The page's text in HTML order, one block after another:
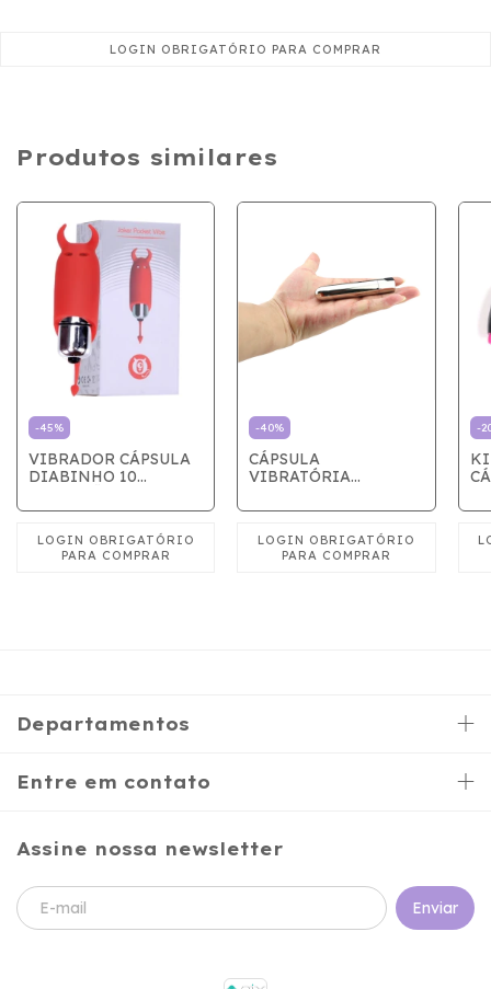
Produtos similares
-45%
VIBRADOR CÁPSULA
DIABINHO 10
-40%
CÁPSULA
VIBRATÓRIA
RECARREGÁVEL 10
-
Departamentos
Entre em contato
Assine nossa newsletter